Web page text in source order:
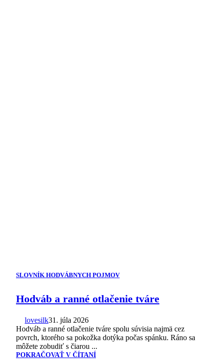
SLOVNÍK HODVÁBNYCH POJMOV
Hodváb a ranné otlačenie tváre
lovesilk31. júla 2026
Hodváb a ranné otlačenie tváre spolu súvisia najmä cez
povrch, ktorého sa pokožka dotýka počas spánku. Ráno sa
môžete zobudiť s čiarou ...
POKRAČOVAŤ V ČÍTANÍ